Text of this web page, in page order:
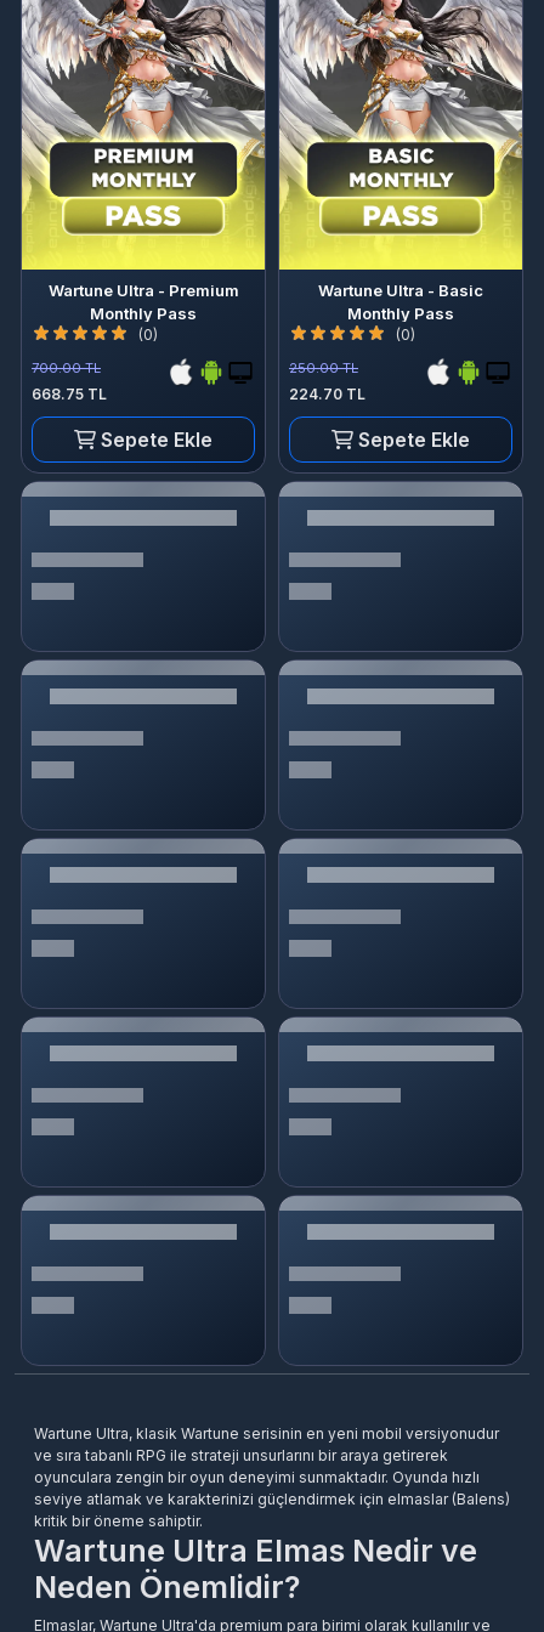
Wartune Ultra - Premium
Monthly Pass
(0)
700.00 TL
668.75 TL
Sepete Ekle
Wartune Ultra - Basic
Monthly Pass
(0)
250.00 TL
224.70 TL
Sepete Ekle
Wartune Ultra, klasik Wartune serisinin en yeni mobil versiyonudur
ve sıra tabanlı RPG ile strateji unsurlarını bir araya getirerek
oyunculara zengin bir oyun deneyimi sunmaktadır. Oyunda hızlı
seviye atlamak ve karakterinizi güçlendirmek için elmaslar (Balens)
kritik bir öneme sahiptir.
Wartune Ultra Elmas Nedir ve
Neden Önemlidir?
Elmaslar, Wartune Ultra'da premium para birimi olarak kullanılır ve